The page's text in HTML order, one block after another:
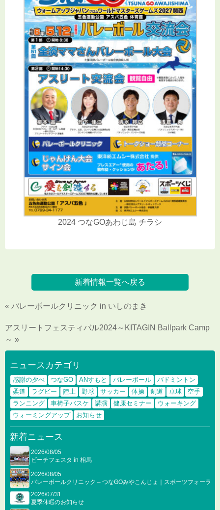
2024 つなGOあわじ島 チラシ
新着情報一覧へ戻る
« バレーボールクリニック in いしのまき
アスリートフェスティバル2024～KITAGIN Ballpark Camp
～ »
ニュースカテゴリ
感謝の夕べ つなGO ANすもと バレーボール
バドミントン
柔道
ラグビー 陸上 野球 サッカー 体操 剣道 卓球
空手
ランニング
車椅子バスケ 講演 健康セミナー
ウォーキング
ウォーミングアップ
お知らせ
新着ニュース
2026/08/05
ビーチフェスタ in 相馬
2026/08/05
バレーボールクリニック – つなGOみやこんじょ｜スポーツフォーラム
2026/07/31
夏季休暇のお知らせ